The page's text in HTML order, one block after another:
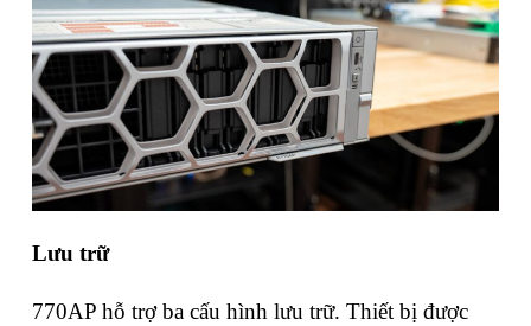
Lưu trữ
770AP hỗ trợ ba cấu hình lưu trữ. Thiết bị được